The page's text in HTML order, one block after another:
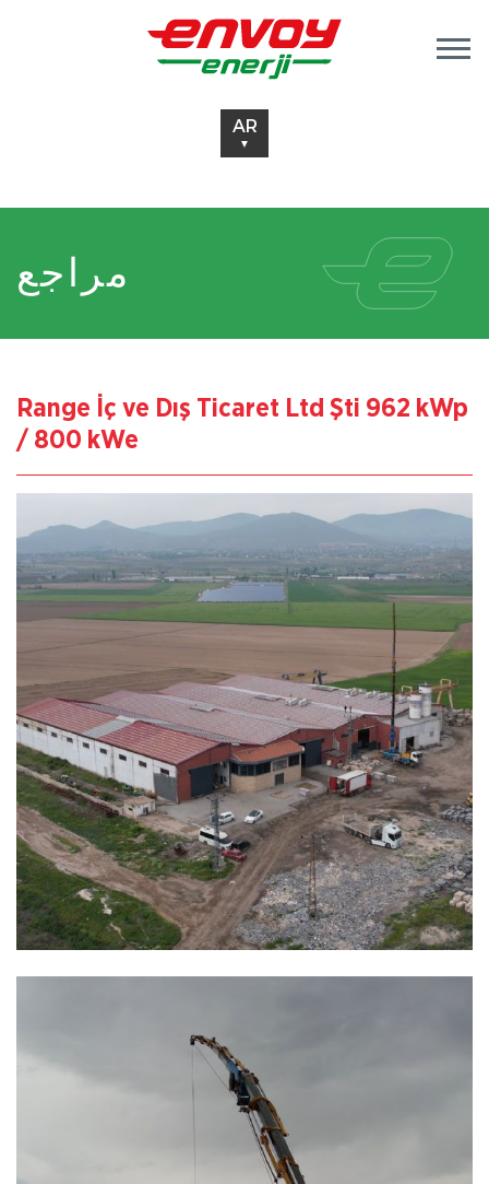
AR
▼
مراجع
Range İç ve Dış Ticaret Ltd Şti 962 kWp
/ 800 kWe